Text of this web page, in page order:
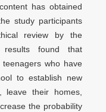
has obtained
study participants
review by the
results found that
who have
to establish new
leave their homes,
the probability